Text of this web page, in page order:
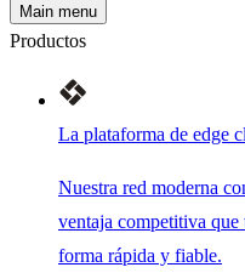
Main menu
Productos
La plataforma de edge
Nuestra red moderna
ventaja competitiva
forma rápida y fiable.